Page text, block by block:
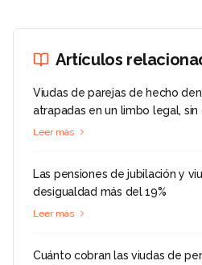
Artículos
Viudas de parejas de hecho
atrapadas en un limbo legal,
Leer más
Las pensiones de jubilación y
desigualdad más del 19%
Leer más
Cuánto cobran las viudas de